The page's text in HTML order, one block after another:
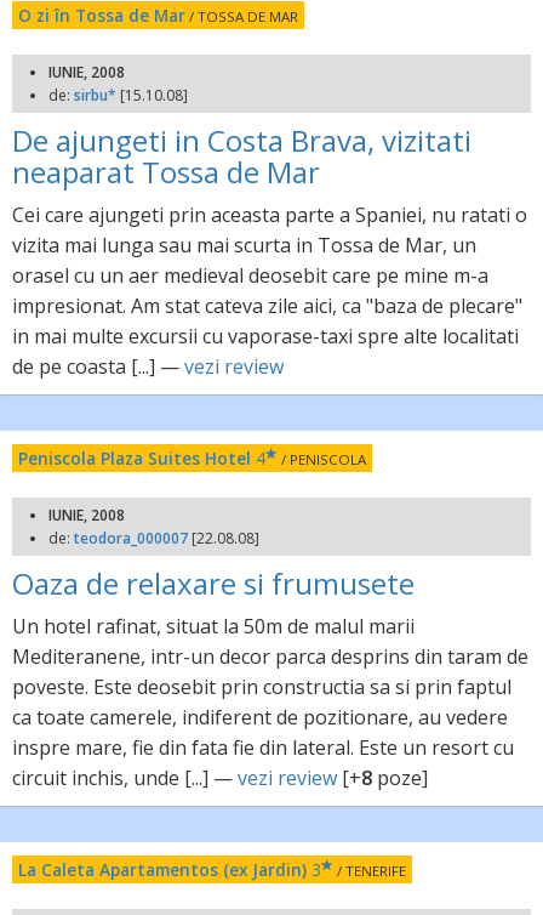
O zi în Tossa de Mar / TOSSA DE MAR
IUNIE, 2008
de: sirbu* [15.10.08]
De ajungeti in Costa Brava, vizitati
neaparat Tossa de Mar
Cei care ajungeti prin aceasta parte a Spaniei, nu ratati o
vizita mai lunga sau mai scurta in Tossa de Mar, un
orasel cu un aer medieval deosebit care pe mine m-a
impresionat. Am stat cateva zile aici, ca "baza de plecare"
in mai multe excursii cu vaporase-taxi spre alte localitati
de pe coasta [...] —vezi review
Peniscola Plaza Suites Hotel 4 / PENISCOLA
IUNIE, 2008
de: teodora_000007 [22.08.08]
Oaza de relaxare si frumusete
Un hotel rafinat, situat la 50m de malul marii
Mediteranene, intr-un decor parca desprins din taram de
poveste. Este deosebit prin constructia sa si prin faptul
ca toate camerele, indiferent de pozitionare, au vedere
inspre mare, fie din fata fie din lateral. Este un resort cu
circuit inchis, unde [...] —vezi review [+8 poze]
La Caleta Apartamentos (ex Jardin) 3 / TENERIFE